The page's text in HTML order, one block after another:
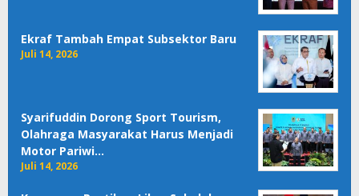
Ekraf Tambah Empat Subsektor Baru
Juli 14, 2026
Syarifuddin Dorong Sport Tourism,
Olahraga Masyarakat Harus Menjadi
Motor Pariwi…
Juli 14, 2026